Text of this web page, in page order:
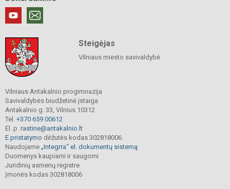
Steigėjas
Vilniaus miesto savivaldybė
Vilniaus Antakalnio progimnazija
Savivaldybės biudžetinė įstaiga
Antakalnio g. 33, Vilnius 10312
Tel. +370 659 00612
El. p. rastine@antakalnio.lt
E.pristatymo dėžutės kodas 302818006
Naudojame „Integrra“ el. dokumentų sistemą
Duomenys kaupiami ir saugomi
Juridinių asmenų registre
Įmonės kodas 302818006